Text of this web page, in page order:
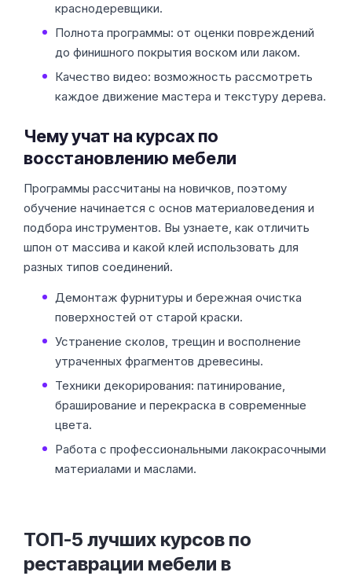
краснодеревщики.
Полнота программы: от оценки повреждений
до финишного покрытия воском или лаком.
Качество видео: возможность рассмотреть
каждое движение мастера и текстуру дерева.
Чему учат на курсах по
восстановлению мебели
Программы рассчитаны на новичков, поэтому
обучение начинается с основ материаловедения и
подбора инструментов. Вы узнаете, как отличить
шпон от массива и какой клей использовать для
разных типов соединений.
Демонтаж фурнитуры и бережная очистка
поверхностей от старой краски.
Устранение сколов, трещин и восполнение
утраченных фрагментов древесины.
Техники декорирования: патинирование,
браширование и перекраска в современные
цвета.
Работа с профессиональными лакокрасочными
материалами и маслами.
ТОП-5 лучших курсов по
реставрации мебели в